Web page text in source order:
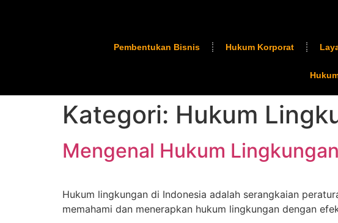
Pembentukan Bisnis Hukum Korporat
Kategori: Hukum
Mengenal Hukum
Hukum lingkungan di Indonesia adalah serangkaian
memahami dan menerapkan hukum lingkungan dengan